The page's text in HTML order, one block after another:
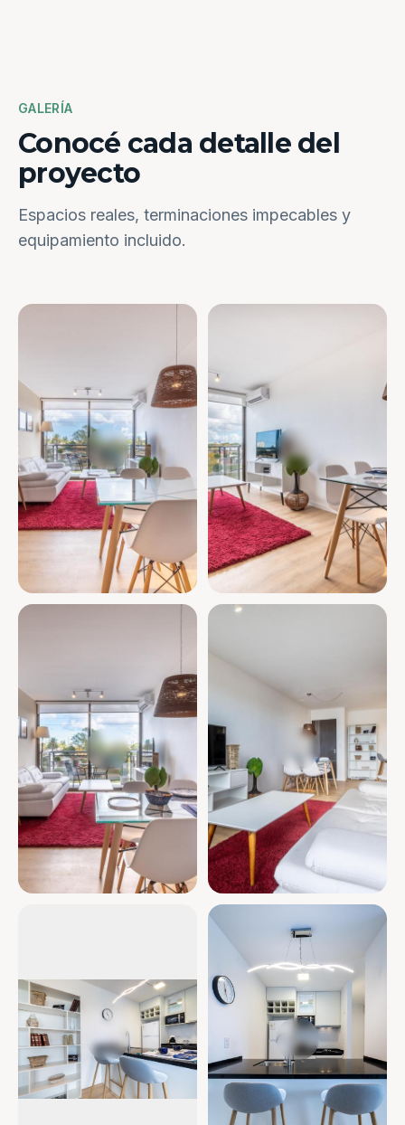
GALERÍA
Conocé cada detalle del
proyecto
Espacios reales, terminaciones impecables y
equipamiento incluido.